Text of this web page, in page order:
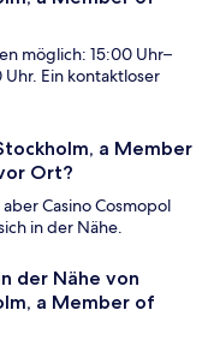
möglich: 15:00 Uhr–
Ein kontaktloser
a Member
Ort?
Casino Cosmopol
in der Nähe.
der Nähe von
a Member of